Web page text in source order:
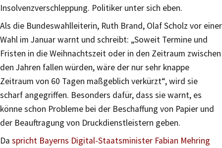
Insolvenzverschleppung. Politiker unter sich eben.
Als die Bundeswahlleiterin, Ruth Brand, Olaf Scholz vor einer
Wahl im Januar warnt und schreibt: „Soweit Termine und
Fristen in die Weihnachtszeit oder in den Zeitraum zwischen
den Jahren fallen würden, wäre der nur sehr knappe
Zeitraum von 60 Tagen maßgeblich verkürzt“, wird sie
scharf angegriffen. Besonders dafür, dass sie warnt, es
könne schon Probleme bei der Beschaffung von Papier und
der Beauftragung von Druckdienstleistern geben.
Da spricht Bayerns Digital-Staatsminister Fabian Mehring